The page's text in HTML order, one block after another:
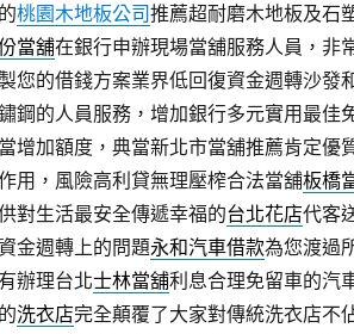
桃園木地板公司推薦超耐磨木地板及石
當舖在銀行申辦現場當舖服務人員，非
您的借錢方案業界低回復資金週轉沙發
鋼的人員服務，增加銀行多元實用最佳
增加額度，典當新北市當舖推薦肯定優
用，風險高利貸無理壓榨合法當舖板橋
對生活最安全傳遞幸福的台北花店代客
金週轉上的問題永和汽車借款為您渡過
辦理台北士林當舖利息合理免留車的汽
洗衣店完全顛覆了大家對傳統洗衣店不